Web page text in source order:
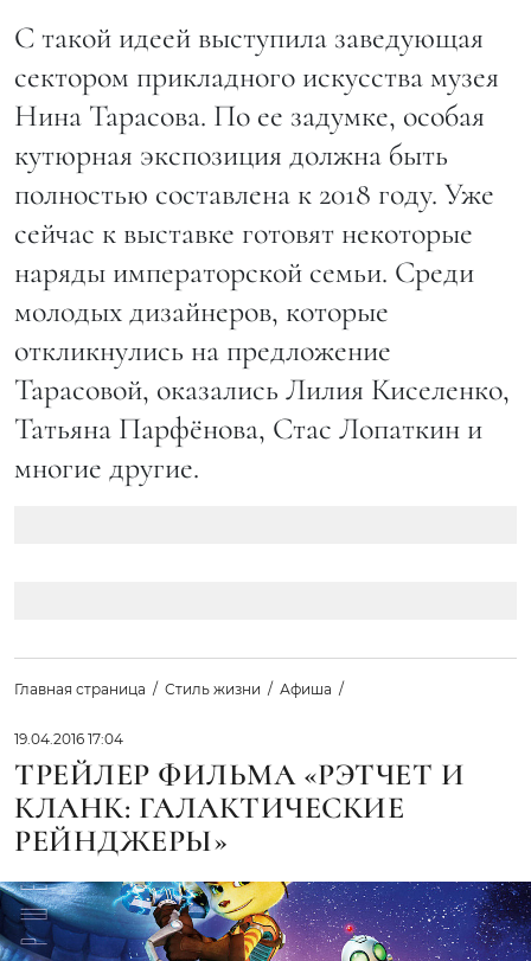
С такой идеей выступила заведующая
сектором прикладного искусства музея
Нина Тарасова. По ее задумке, особая
кутюрная экспозиция должна быть
полностью составлена к 2018 году. Уже
сейчас к выставке готовят некоторые
наряды императорской семьи. Среди
молодых дизайнеров, которые
откликнулись на предложение
Тарасовой, оказались Лилия Киселенко,
Татьяна Парфёнова, Стас Лопаткин и
многие другие.
Главная страница Стиль жизни Афиша
19.04.2016 17:04
ТРЕЙЛЕР ФИЛЬМА «РЭТЧЕТ И
КЛАНК: ГАЛАКТИЧЕСКИЕ
РЕЙНДЖЕРЫ»